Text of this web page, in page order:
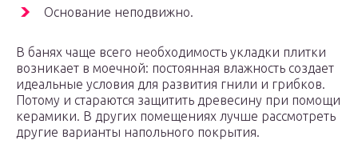
Основание неподвижно.
В банях чаще всего необходимость укладки плитки
возникает в моечной: постоянная влажность создает
идеальные условия для развития гнили и грибков.
Потому и стараются защитить древесину при помощи
керамики. В других помещениях лучше рассмотреть
другие варианты напольного покрытия.